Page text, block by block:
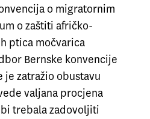
o migratornim
o zaštiti afričko-
ptica močvarica
Bernske konvencije
je zatražio obustavu
valjana procjena
trebala zadovoljiti